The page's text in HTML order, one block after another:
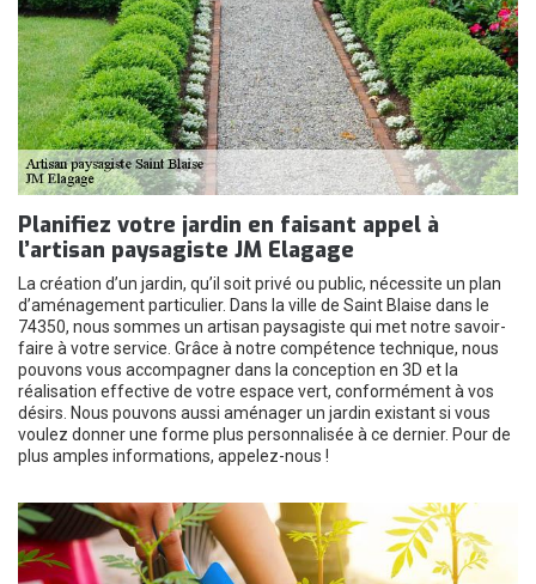
Planifiez votre jardin en faisant appel à
l’artisan paysagiste JM Elagage
La création d’un jardin, qu’il soit privé ou public, nécessite un plan
d’aménagement particulier. Dans la ville de Saint Blaise dans le
74350, nous sommes un artisan paysagiste qui met notre savoir-
faire à votre service. Grâce à notre compétence technique, nous
pouvons vous accompagner dans la conception en 3D et la
réalisation effective de votre espace vert, conformément à vos
désirs. Nous pouvons aussi aménager un jardin existant si vous
voulez donner une forme plus personnalisée à ce dernier. Pour de
plus amples informations, appelez-nous !